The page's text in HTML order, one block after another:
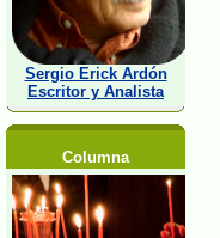
Sergio Erick Ardón
Escritor y Analista
Columna